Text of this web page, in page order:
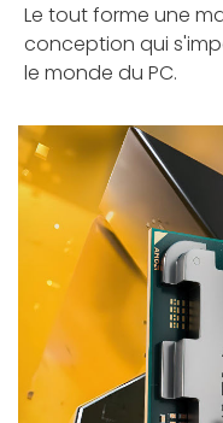
Le tout forme une
conception qui
le monde du PC.